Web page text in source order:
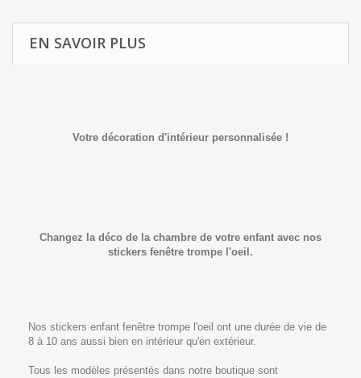
EN SAVOIR PLUS
Votre décoration d'intérieur personnalisée !
Changez la déco de la chambre de votre enfant avec nos
stickers fenêtre trompe l'oeil.
Nos stickers enfant fenêtre trompe l'oeil ont une durée de vie de
8 à 10 ans aussi bien en intérieur qu'en extérieur.
Tous les modèles présentés dans notre boutique sont